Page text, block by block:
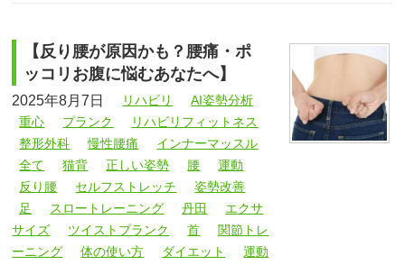
【反り腰が原因かも？腰痛・ポ
ッコリお腹に悩むあなたへ】
2025年8月7日 リハビリ
AI姿勢分析
重心
プランク
リハビリフィットネス
整形外科
慢性腰痛
インナーマッスル
全て
猫背 正しい姿勢 腰
運動
反り腰
セルフストレッチ
姿勢改善
足
スロートレーニング 丹田
エクサ
サイズ
ツイストプランク 首
関節トレ
ーニング
体の使い方 ダイエット
運動